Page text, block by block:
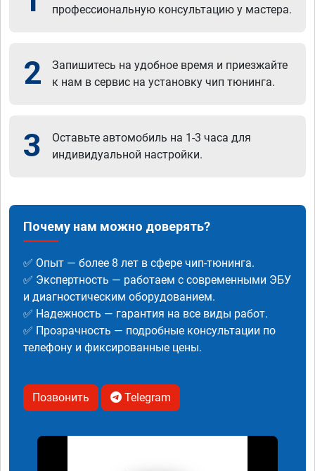
профессиональную консультацию у мастера.
2
Запишитесь на удобное время и приезжайте
к нам в сервис на установку чип тюнинга.
3
Оставьте автомобиль на 1-3 часа для
индивидуальной настройки.
Почему нам можно доверять?
✅ Опыт — более 8 лет в сфере чип-тюнинга.
✅ Экспертность — работаем с современными ЭБУ
и диагностическим оборудованием.
✅ Надежность — гарантия на все виды работ.
✅ Прозрачность — подробные консультации по
телефону и фиксированные цены.
Позвонить Telegram